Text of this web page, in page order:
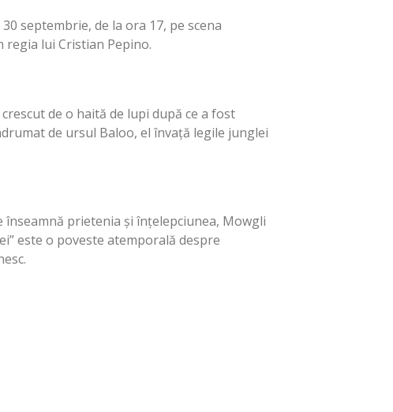
septembrie, de la ora 17, pe scena
regia lui Cristian Pepino.
de o haită de lupi după ce a fost
de ursul Baloo, el învață legile junglei
prietenia și înțelepciunea, Mowgli
este o poveste atemporală despre